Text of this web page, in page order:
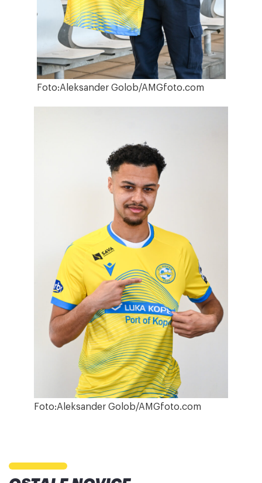
Foto:Aleksander Golob/AMGfoto.com
Foto:Aleksander Golob/AMGfoto.com